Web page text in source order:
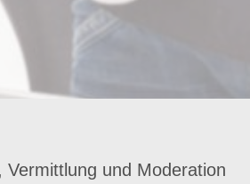
Vermittlung und Moderation